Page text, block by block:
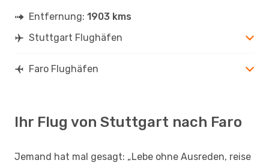
Entfernung: 1903 kms
Stuttgart Flughäfen
Faro Flughäfen
Ihr Flug von Stuttgart nach Faro
Jemand hat mal gesagt: „Lebe ohne Ausreden, reise